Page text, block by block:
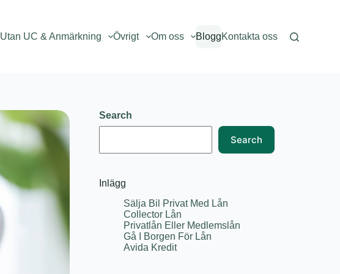
Utan UC & Anmärkning Övrigt Om oss BloggKontakta oss
Search
Search
Inlägg
Sälja Bil Privat Med Lån
Collector Lån
Privatlån Eller Medlemslån
Gå I Borgen För Lån
Avida Kredit